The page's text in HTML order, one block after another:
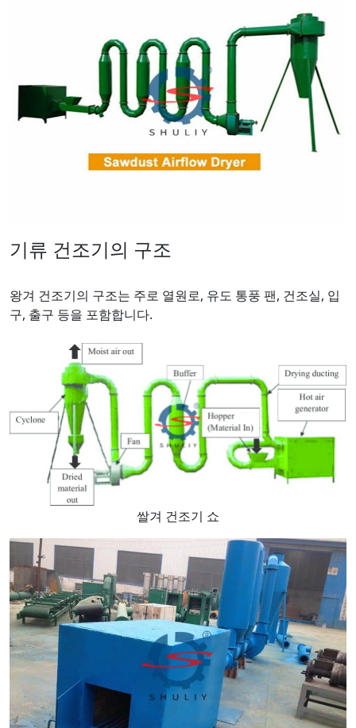
기류 건조기의 구조
왕겨 건조기의 구조는 주로 열원로, 유도 통풍 팬, 건조실, 입
구, 출구 등을 포함합니다.
쌀겨 건조기 쇼